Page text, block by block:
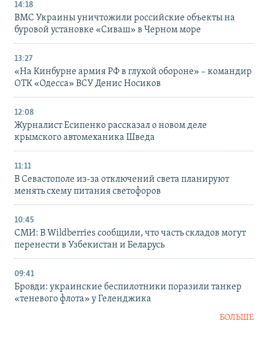
14:18
ВМС Украины уничтожили российские объекты на
буровой установке «Сиваш» в Черном море
13:27
«На Кинбурне армия РФ в глухой обороне» – командир
ОТК «Одесса» ВСУ Денис Носиков
12:08
Журналист Есипенко рассказал о новом деле
крымского автомеханика Шведа
11:11
В Севастополе из-за отключений света планируют
менять схему питания светофоров
10:45
СМИ: В Wildberries сообщили, что часть складов могут
перенести в Узбекистан и Беларусь
09:41
Бровди: украинские беспилотники поразили танкер
«теневого флота» у Геленджика
БОЛЬШЕ